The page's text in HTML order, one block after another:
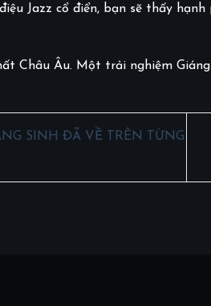
Jazz cổ điển, bạn sẽ thấy
Châu Âu. Một trải nghiệm
SINH ĐÃ VỀ TRÊN TỪNG